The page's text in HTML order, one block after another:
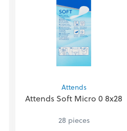
Attends
Attends Soft Micro 0 8x28
28 pieces